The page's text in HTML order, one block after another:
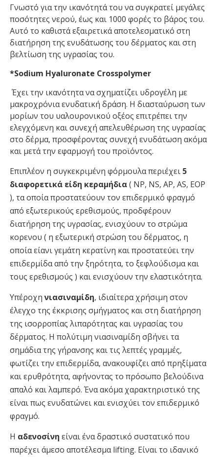
Γνωστό για την ικανότητά του να συγκρατεί μεγάλες
ποσότητες νερού, έως και 1000 φορές το βάρος του.
Αυτό το καθιστά εξαιρετικά αποτελεσματικό στη
διατήρηση της ενυδάτωσης του δέρματος και στη
βελτίωση της υγρασίας του.
*Sodium Hyaluronate Crosspolymer
Έχει την ικανότητα να σχηματίζει υδρογέλη με
μακροχρόνια ενυδατική δράση. Η διασταύρωση των
μορίων του υαλουρονικού οξέος επιτρέπει την
ελεγχόμενη και συνεχή απελευθέρωση της υγρασίας
στο δέρμα, προσφέροντας συνεχή ενυδάτωση ακόμα
και μετά την εφαρμογή του προϊόντος.
Επιπλέον η συγκεκριμένη φόρμουλα περιέχει 5
διαφορετικά είδη κεραμήδια( NP, NS, AP, AS, EOP
), τα οποία προστατεύουν τον επιδερμικό φραγμό
από εξωτερικούς ερεθισμούς, προδφέρουν
διατήρηση της υγρασίας, ενισχύουν το στρώμα
κορενου ( η εξωτερική στρώση του δέρματος, η
οποία είανι γεμάτη κερατίνη και προστατεύει την
επιδερμίδα από την ξηρότητα, το ξεφλούδισμα και
τους ερεθισμούς ) και ενισχύουν την ελαστικότητα.
Υπέροχηνιασιναμίδη, ιδιαίτερα χρήσιμη στον
έλεγχο της έκκρισης σμήγματος και στη διατήρηση
της ισορροπίας λιπαρότητας και υγρασίας του
δέρματος. H πολύτιμη νιασιναμίδη σβήνει τα
σημάδια της γήρανσης και τις λεπτές γραμμές,
φωτίζει την επιδερμίδα, ανακουφίζει από πρηξίματα
και ερυθρότητα, αφήνοντας το πρόσωπο βελούδινα
απαλό και λαμπερό. Ένα ακόμα χαρακτηριστικό της
είναι πως ενυδατώνει και ενισχύει τον επιδερμικό
φραγμό.
Η αδενοσίνη είναι ένα δραστικό συστατικό που
παρέχει άμεσο αποτέλεσμα lifting. Είναι το ιδανικό